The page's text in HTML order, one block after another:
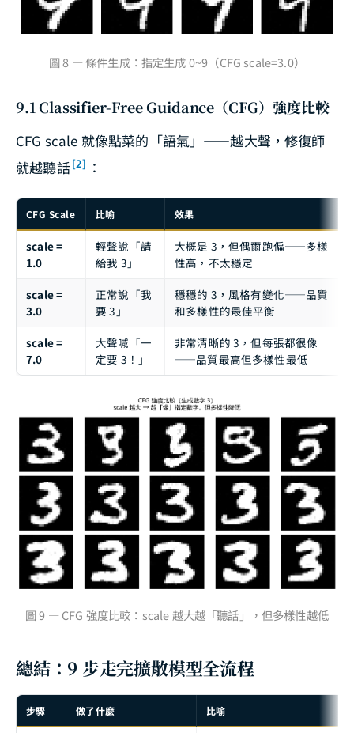
圖 8 — 條件生成：指定生成 0~9（CFG scale=3.0）
9.1 Classifier-Free Guidance（CFG）強度比較
CFG scale 就像點菜的「語氣」——越大聲，修復師
就越聽話[2] ：
CFG Scale 比喻 效果
scale =
1.0
輕聲說「請
給我 3」
大概是 3，但偶爾跑偏——多樣
性高，不太穩定
scale =
3.0
正常說「我
要 3」
穩穩的 3，風格有變化——品質
和多樣性的最佳平衡
scale =
7.0
大聲喊「一
定要 3！」
非常清晰的 3，但每張都很像
——品質最高但多樣性最低
圖 9 — CFG 強度比較：scale 越大越「聽話」，但多樣性越低
總結：9 步走完擴散模型全流程
步驟 做了什麼 比喻